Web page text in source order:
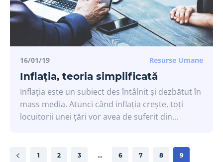
16/01/19 Resurse Umane
Inflația, teoria simplificată
Inflația este un subiect des întâlnit și dezbătut în
mass media. Atunci când inflația crește, toți
locuitorii unei țări vor avea de suferit din...
1 2 3 … 6 7 8 9